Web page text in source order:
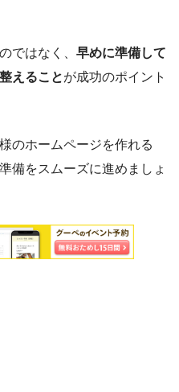
ではなく、 早めに準備して
えることが成功のポイント
のホームページを作れる
備をスムーズに進めましょ